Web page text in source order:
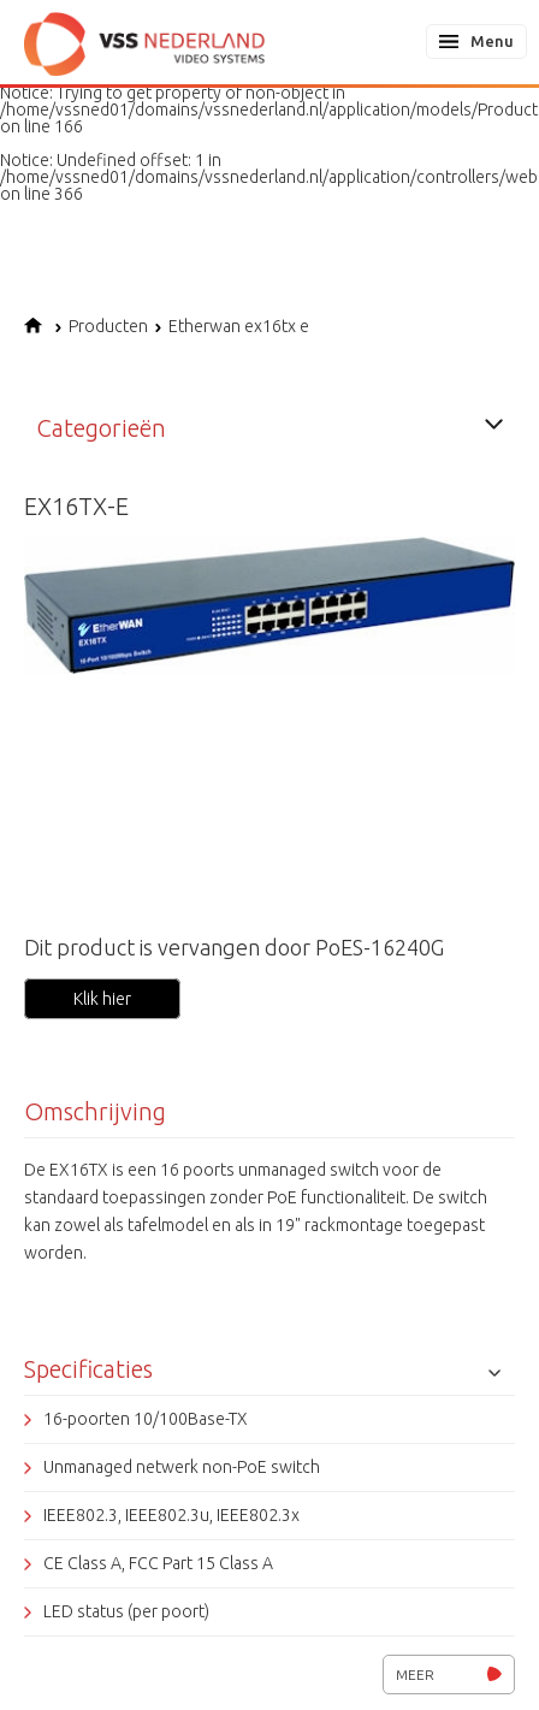
Notice: Undefined variable: page in
/home/vssned01/domains/vssnederland.nl/application/models/
on line
187
Notice: Trying to get property of non-object in
/home/vssned01/domains/vssnederland.nl/application/models/
on line 166
Notice: Undefined offset: 1 in
/home/vssned01/domains/vssnederland.nl/application/controllers/
on line 366
Menu
Producten Etherwan ex16tx e
Categorieën
EX16TX-E
Dit product is vervangen door PoES-16240G
Klik hier
Omschrijving
De EX16TX is een 16 poorts unmanaged switch voor de
standaard toepassingen zonder PoE functionaliteit. De switch
kan zowel als tafelmodel en als in 19" rackmontage toegepast
worden.
Specificaties
16-poorten 10/100Base-TX
Unmanaged netwerk non-PoE switch
IEEE802.3, IEEE802.3u, IEEE802.3x
CE Class A, FCC Part 15 Class A
LED status (per poort)
MEER